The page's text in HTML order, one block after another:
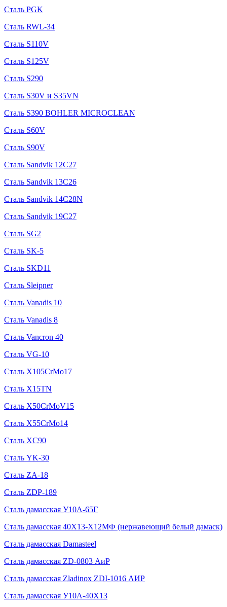
Сталь PGK
Сталь RWL-34
Сталь S110V
Сталь S125V
Сталь S290
Сталь S30V и S35VN
Сталь S390 BOHLER MICROCLEAN
Сталь S60V
Сталь S90V
Сталь Sandvik 12C27
Сталь Sandvik 13C26
Сталь Sandvik 14C28N
Сталь Sandvik 19C27
Сталь SG2
Сталь SK-5
Сталь SKD11
Сталь Sleipner
Сталь Vanadis 10
Сталь Vanadis 8
Сталь Vancron 40
Сталь VG-10
Сталь X105CrMo17
Сталь X15TN
Сталь X50CrMoV15
Сталь X55CrMo14
Сталь XC90
Сталь YK-30
Сталь ZA-18
Сталь ZDP-189
Сталь дамасская У10А-65Г
Сталь дамасская 40Х13-Х12МФ (нержавеющий белый дамаск)
Сталь дамасская Damasteel
Сталь дамасская ZD-0803 АиР
Сталь дамасская Zladinox ZDI-1016 АИР
Сталь дамасская У10А-40Х13